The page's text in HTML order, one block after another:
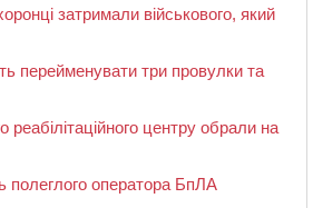
затримали військового, який
перейменувати три провулки та
реабілітаційного центру обрали на
полеглого оператора БпЛА